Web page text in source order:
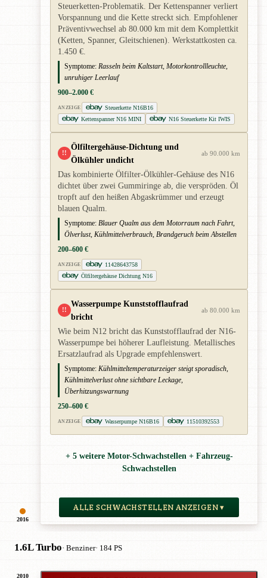
2016
Steuerketten-Problematik. Der Kettenspanner verliert
Vorspannung und die Kette streckt sich. Empfohlener
Präventivwechsel ab 80.000 km mit dem Komplettkit
(Ketten, Spanner, Gleitschienen). Werkstattkosten ca.
1.450 €.
Symptome: Rasseln beim Kaltstart, Motorkontrollleuchte,
unruhiger Leerlauf
900–2.000 €
ANZEIGE
Steuerkette N16B16
Kettenspanner N16 MINI
N16 Steuerkette Kit IWIS
!!
Ölfiltergehäuse-Dichtung und
Ölkühler undicht
ab 90.000 km
Das kombinierte Ölfilter-Ölkühler-Gehäuse des N16
dichtet über zwei Gummiringe ab, die verspröden. Öl
tropft auf den heißen Abgaskrümmer und erzeugt
blauen Qualm.
Symptome: Blauer Qualm aus dem Motorraum nach Fahrt,
Ölverlust, Kühlmittelverbrauch, Brandgeruch beim Abstellen
200–600 €
ANZEIGE
11428643758
Ölfiltergehäuse Dichtung N16
!!
Wasserpumpe Kunststofflaufrad
bricht
ab 80.000 km
Wie beim N12 bricht das Kunststofflaufrad der N16-
Wasserpumpe bei höherer Laufleistung. Metallisches
Ersatzlaufrad als Upgrade empfehlenswert.
Symptome: Kühlmitteltemperaturzeiger steigt sporadisch,
Kühlmittelverlust ohne sichtbare Leckage,
Überhitzungswarnung
250–600 €
ANZEIGE Wasserpumpe N16B16 11510392553
+ 5 weitere Motor-Schwachstellen + Fahrzeug-
Schwachstellen
ALLE SCHWACHSTELLEN ANZEIGEN ▾
1.6L Turbo· Benziner· 184 PS
2010